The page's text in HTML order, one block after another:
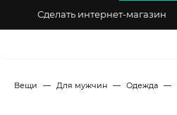
Сделать интернет-магазин
Вещи Для мужчин Одежда